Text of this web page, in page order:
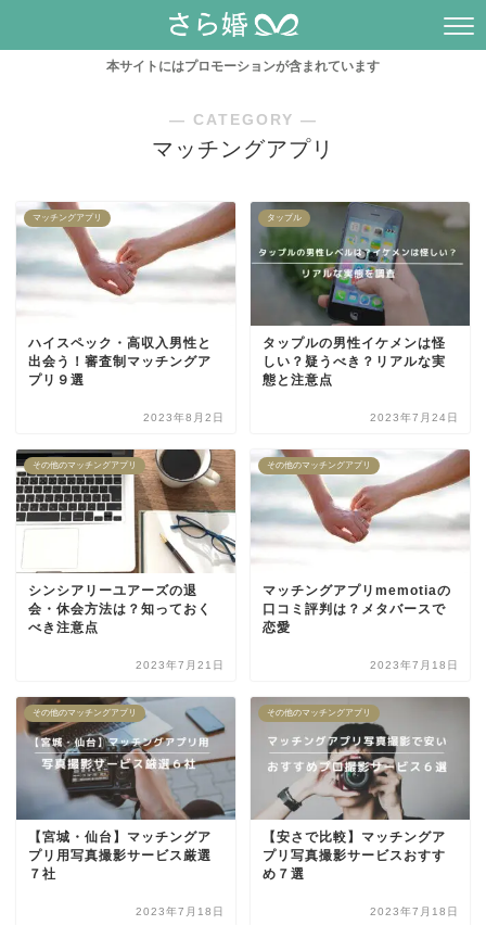
本サイトにはプロモーションが含まれています
― CATEGORY ―
マッチングアプリ
マッチングアプリ
ハイスペック・高収入男性と
出会う！審査制マッチングア
プリ９選
2023年8月2日
タップル
タップルの男性イケメンは怪
しい？疑うべき？リアルな実
態と注意点
2023年7月24日
その他のマッチングアプリ
シンシアリーユアーズの退
会・休会方法は？知っておく
べき注意点
2023年7月21日
その他のマッチングアプリ
マッチングアプリmemotiaの
口コミ評判は？メタバースで
恋愛
2023年7月18日
その他のマッチングアプリ
【宮城・仙台】マッチングア
プリ用写真撮影サービス厳選
７社
2023年7月18日
その他のマッチングアプリ
【安さで比較】マッチングア
プリ写真撮影サービスおすす
め７選
2023年7月18日